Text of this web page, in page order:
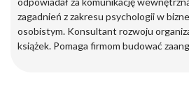
zagadnień z zakresu psychologii w
osobistym. Konsultant rozwoju
książek. Pomaga firmom budować